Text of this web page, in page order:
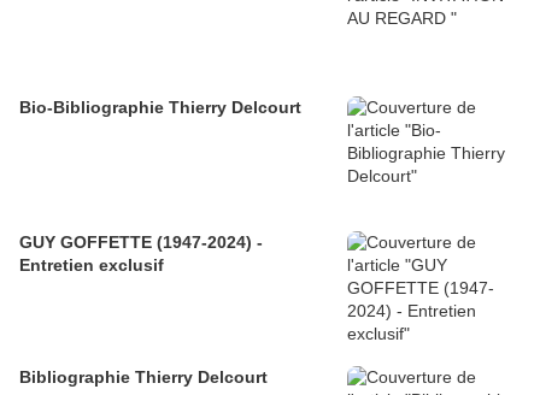
Bio-Bibliographie Thierry Delcourt
GUY GOFFETTE (1947-2024) -
Entretien exclusif
Bibliographie Thierry Delcourt